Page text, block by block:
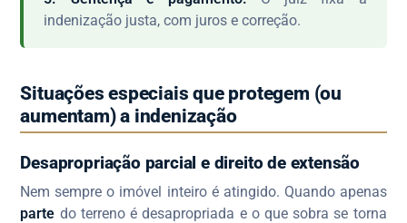
indenização justa, com juros e correção.
Situações especiais que protegem (ou
aumentam) a indenização
Desapropriação parcial e direito de extensão
Nem sempre o imóvel inteiro é atingido. Quando apenas
parte do terreno é desapropriada e o que sobra se torna